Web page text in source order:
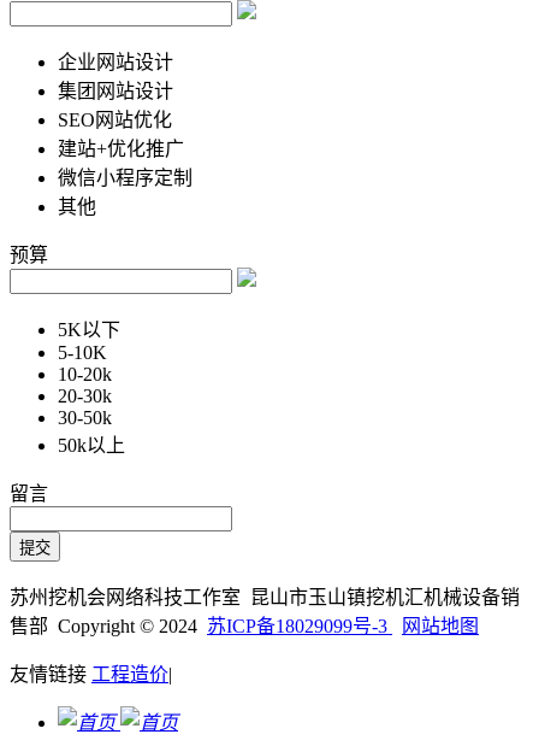
企业网站设计
集团网站设计
SEO网站优化
建站+优化推广
微信小程序定制
其他
预算
5K以下
5-10K
10-20k
20-30k
30-50k
50k以上
留言
苏州挖机会网络科技工作室 昆山市玉山镇挖机汇机械设备销
售部 Copyright © 2024 苏ICP备18029099号-3 网站地图
友情链接 工程造价|